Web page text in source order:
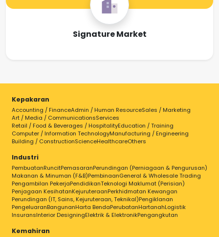
Signature Market
Kepakaran
Accounting / FinanceAdmin / Human ResourceSales / Marketing
Art / Media / CommunicationsServices
Retail / Food & Beverages / HospitalityEducation / Training
Computer / Information TechnologyManufacturing / Engineering
Building / ConstructionScienceHealthcareOthers
Industri
PembuatanRuncitPemasaranPerundingan (Perniagaan & Pengurusan)
Makanan & Minuman (F&B)PembinaanGeneral & Wholesale Trading
Pengambilan PekerjaPendidikanTeknologi Maklumat (Perisian)
Penjagaan KesihatanKejuruteraanPerkhidmatan Kewangan
Perundingan (IT, Sains, Kejuruteraan, Teknikal)Pengiklanan
PengeluaranBangunanHarta BendaPerubatanHartanahLogistik
InsuransInterior DesigningElektrik & ElektronikPengangkutan
Kemahiran